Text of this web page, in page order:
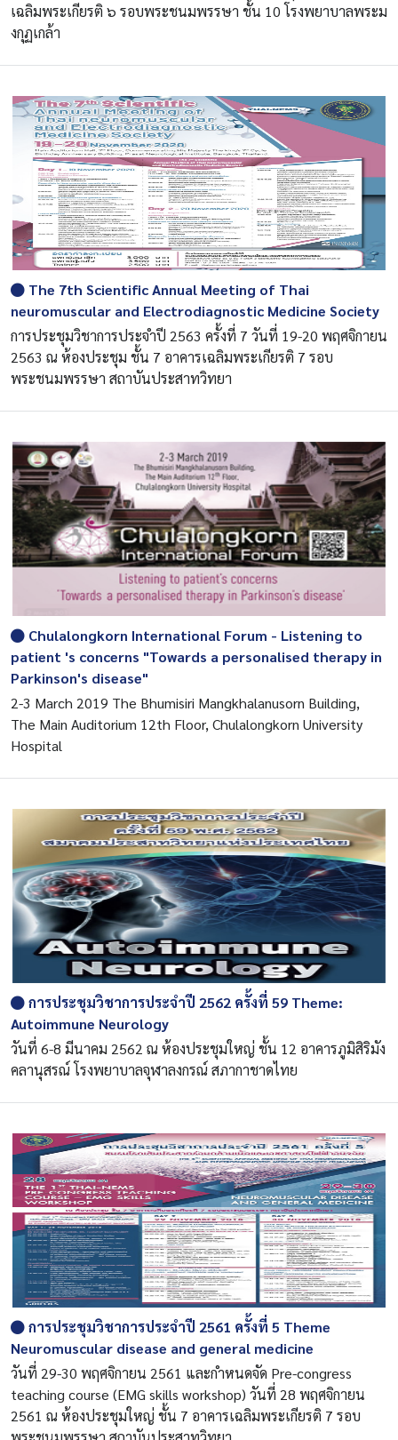
เฉลิมพระเกียรติ ๖ รอบพระชนมพรรษา ชั้น 10 โรงพยาบาลพระม
งกุฏเกล้า
The 7th Scientific Annual Meeting of Thai
neuromuscular and Electrodiagnostic Medicine Society
การประชุมวิชาการประจำปี 2563 ครั้งที่ 7 วันที่ 19-20 พฤศจิกายน
2563 ณ ห้องประชุม ชั้น 7 อาคารเฉลิมพระเกียรติ 7 รอบ
พระชนมพรรษา สถาบันประสาทวิทยา
Chulalongkorn International Forum - Listening to
patient 's concerns "Towards a personalised therapy in
Parkinson's disease"
2-3 March 2019 The Bhumisiri Mangkhalanusorn Building,
The Main Auditorium 12th Floor, Chulalongkorn University
Hospital
การประชุมวิชาการประจำปี 2562 ครั้งที่ 59 Theme:
Autoimmune Neurology
วันที่ 6-8 มีนาคม 2562 ณ ห้องประชุมใหญ่ ชั้น 12 อาคารภูมิสิริมัง
คลานุสรณ์ โรงพยาบาลจุฬาลงกรณ์ สภากาชาดไทย
การประชุมวิชาการประจำปี 2561 ครั้งที่ 5 Theme
Neuromuscular disease and general medicine
วันที่ 29-30 พฤศจิกายน 2561 และกำหนดจัด Pre-congress
teaching course (EMG skills workshop) วันที่ 28 พฤศจิกายน
2561 ณ ห้องประชุมใหญ่ ชั้น 7 อาคารเฉลิมพระเกียรติ 7 รอบ